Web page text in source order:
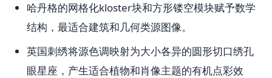
哈丹格的网格化kloster块和方形镂空模块赋予数学
结构，最适合建筑和几何类源图像。
英国刺绣将源色调映射为大小各异的圆形切口绣孔
眼星座，产生适合植物和肖像主题的有机点彩效